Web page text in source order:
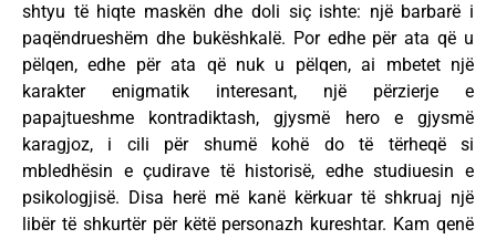
shtyu të hiqte maskën dhe doli siç ishte: një barbarë i
paqëndrueshëm dhe bukëshkalë. Por edhe për ata që u
pëlqen, edhe për ata që nuk u pëlqen, ai mbetet një
karakter enigmatik interesant, një përzierje e
papajtueshme kontradiktash, gjysmë hero e gjysmë
karagjoz, i cili për shumë kohë do të tërheqë si
mbledhësin e çudirave të historisë, edhe studiuesin e
psikologjisë. Disa herë më kanë kërkuar të shkruaj një
libër të shkurtër për këtë personazh kureshtar. Kam qenë